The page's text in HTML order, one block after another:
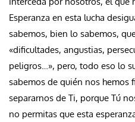
Esperanza en esta lucha
sabemos, bien lo sabemos,
«dificultades, angustias,
peligros…», pero, todo eso lo
sabemos de quién nos hemos
separarnos de Ti, porque Tú
no permitas que esta